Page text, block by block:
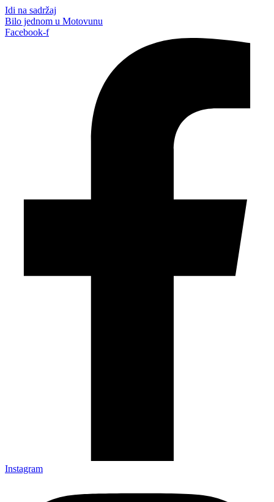
Idi na sadržaj
Bilo jednom u Motovunu
Facebook-f
Instagram